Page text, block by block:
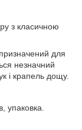
з класичною
для
незначний
і крапель дощу.
упаковка.